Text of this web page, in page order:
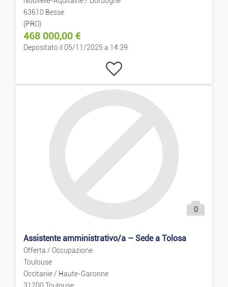
63610 Besse
(PRO)
468 000,00 €
Depositato il 05/11/2025 a 14:39
0
Assistente amministrativo/a – Sede a Tolosa
Offerta / Occupazione
Toulouse
Occitanie / Haute-Garonne
31200 Toulouse